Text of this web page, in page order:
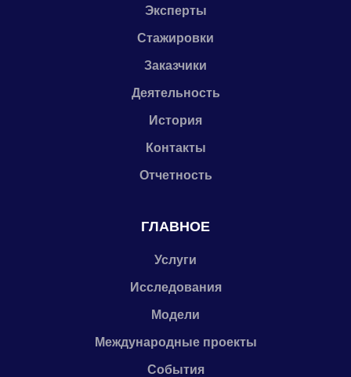
Эксперты
Стажировки
Заказчики
Деятельность
История
Контакты
Отчетность
ГЛАВНОЕ
Услуги
Исследования
Модели
Международные проекты
События